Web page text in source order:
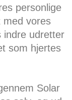
personlige
med vores
indre udretter
som hjertes
Solar